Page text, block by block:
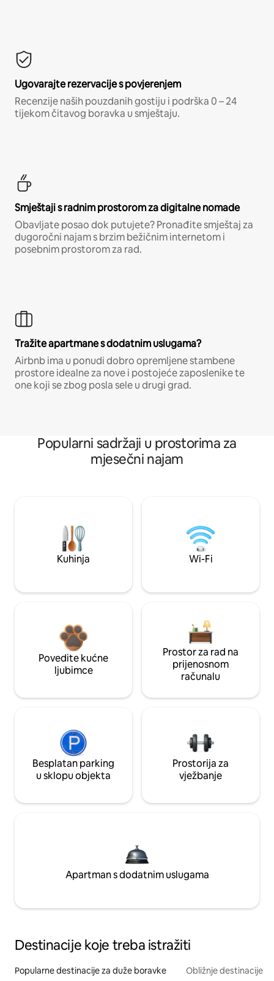
Ugovarajte rezervacije s povjerenjem
Recenzije naših pouzdanih gostiju i podrška 0 – 24
tijekom čitavog boravka u smještaju.
Smještaji s radnim prostorom za digitalne nomade
Obavljate posao dok putujete? Pronađite smještaj za
dugoročni najam s brzim bežičnim internetom i
posebnim prostorom za rad.
Tražite apartmane s dodatnim uslugama?
Airbnb ima u ponudi dobro opremljene stambene
prostore idealne za nove i postojeće zaposlenike te
one koji se zbog posla sele u drugi grad.
Popularni sadržaji u prostorima za
mjesečni najam
Kuhinja Wi-Fi
Povedite kućne
ljubimce
Prostor za rad na
prijenosnom
računalu
Besplatan parking
u sklopu objekta
Prostorija za
vježbanje
Apartman s dodatnim uslugama
Destinacije koje treba istražiti
Popularne destinacije za duže boravke Obližnje destinacije